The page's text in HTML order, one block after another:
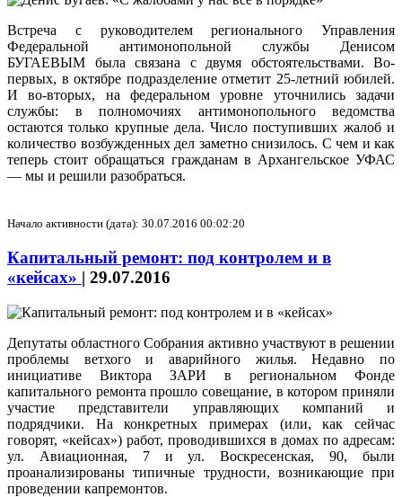
Встреча с руководителем регионального Управления
Федеральной антимонопольной службы Денисом
БУГАЕВЫМ была связана с двумя обстоятельствами. Во-
первых, в октябре подразделение отметит 25-летний юбилей.
И во-вторых, на федеральном уровне уточнились задачи
службы: в полномочиях антимонопольного ведомства
остаются только крупные дела. Число поступивших жалоб и
количество возбужденных дел заметно снизилось. С чем и как
теперь стоит обращаться гражданам в Архангельское УФАС
— мы и решили разобраться.
Начало активности (дата): 30.07.2016 00:02:20
Капитальный ремонт: под контролем и в
«кейсах» | 29.07.2016
Депутаты областного Собрания активно участвуют в решении
проблемы ветхого и аварийного жилья. Недавно по
инициативе Виктора ЗАРИ в региональном Фонде
капитального ремонта прошло совещание, в котором приняли
участие представители управляющих компаний и
подрядчики. На конкретных примерах (или, как сейчас
говорят, «кейсах») работ, проводившихся в домах по адресам:
ул. Авиационная, 7 и ул. Воскресенская, 90, были
проанализированы типичные трудности, возникающие при
проведении капремонтов.